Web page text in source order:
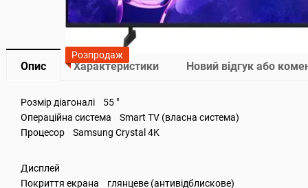
Розпродаж
Опис Характеристики Новий відгук або
Розмір діагоналі 55 "
Операційна система Smart TV (власна система)
Процесор Samsung Crystal 4K
Дисплей
Покриття екрана глянцеве (антивідблискове)